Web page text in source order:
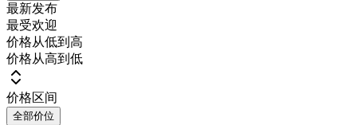
最新发布
最受欢迎
价格从低到高
价格从高到低
价格区间
全部价位